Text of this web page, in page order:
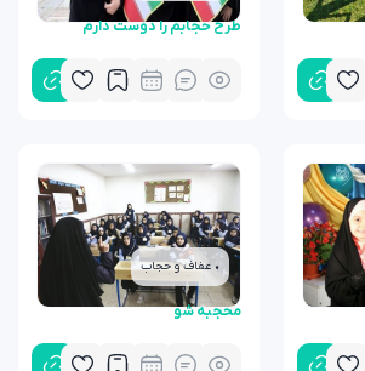
طرح حجابم را دوست دارم
• عفاف و حجاب
محجبه شو